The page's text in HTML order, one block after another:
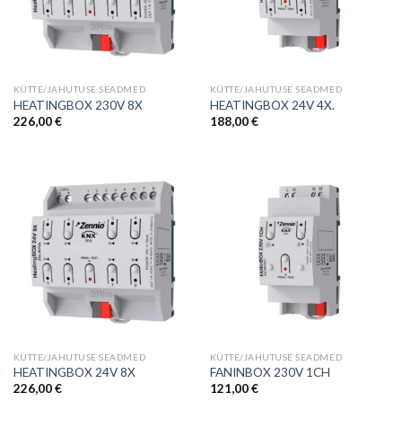
KÜTTE/JAHUTUSE SEADMED
HEATINGBOX 230V 8X
226,00€
KÜTTE/JAHUTUSE SEADMED
HEATINGBOX 24V 4X.
188,00€
KÜTTE/JAHUTUSE SEADMED
HEATINGBOX 24V 8X
226,00€
KÜTTE/JAHUTUSE SEADMED
FANINBOX 230V 1CH
121,00€